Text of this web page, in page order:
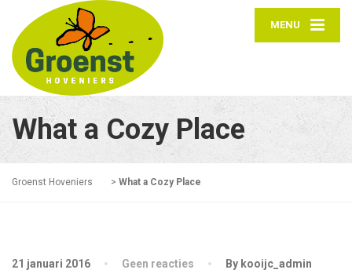
MENU
What a Cozy Place
Groenst Hoveniers > What a Cozy Place
21 januari 2016 Geen reacties By kooijc_admin